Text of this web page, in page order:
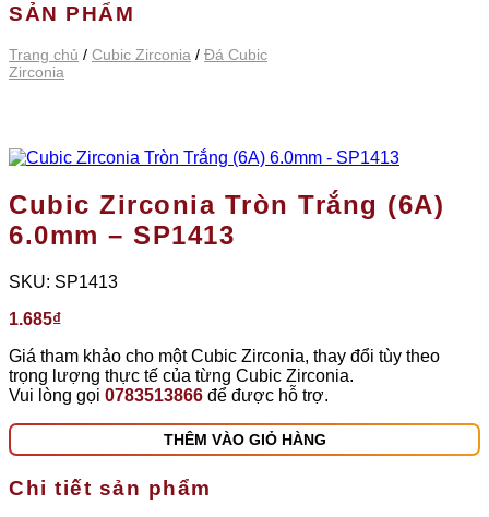
SẢN PHẨM
Trang chủ / Cubic Zirconia / Đá Cubic
Zirconia
Cubic Zirconia Tròn Trắng (6A)
6.0mm – SP1413
SKU: SP1413
1.685₫
Giá tham khảo cho một Cubic Zirconia, thay đổi tùy theo
trọng lượng thực tế của từng Cubic Zirconia.
Vui lòng gọi 0783513866 để được hỗ trợ.
THÊM VÀO GIỎ HÀNG
Chi tiết sản phẩm